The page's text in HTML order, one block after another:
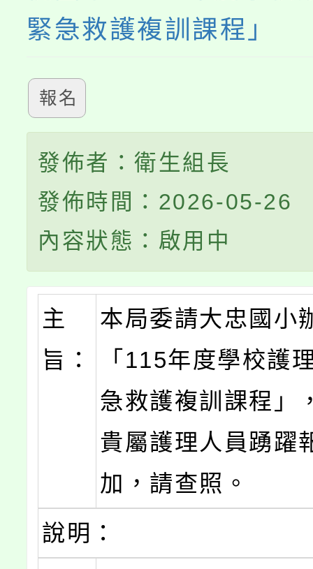
緊急救護複訓課程」
報名
發佈者：衛生組長
發佈時間：2026-05-26
內容狀態：啟用中
主
旨：
本局委請大忠國小
「115年度學校護
急救護複訓課程」
貴屬護理人員踴躍
加，請查照。
說明：